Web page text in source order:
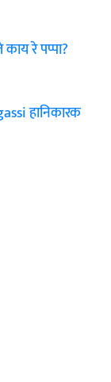
रे पप्पा?
हानिकारक